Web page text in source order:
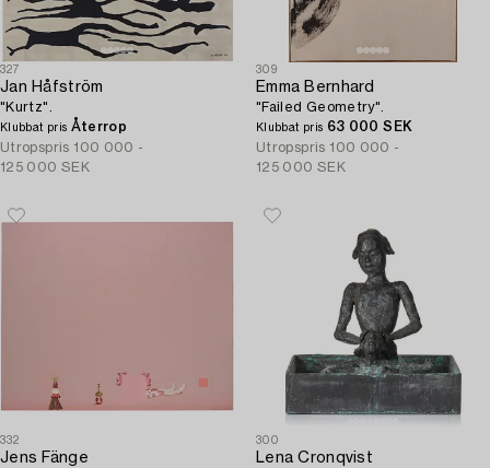
327
Jan Håfström
"Kurtz".
Klubbat pris Återrop
Utropspris 100 000 -
125 000 SEK
309
Emma Bernhard
"Failed Geometry".
Klubbat pris 63 000 SEK
Utropspris 100 000 -
125 000 SEK
332
Jens Fänge
300
Lena Cronqvist